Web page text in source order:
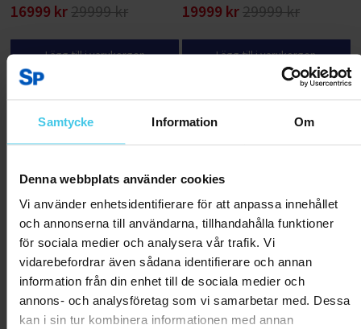
Samtycke Information Om
Denna webbplats använder cookies
Vi använder enhetsidentifierare för att anpassa innehållet
och annonserna till användarna, tillhandahålla funktioner
för sociala medier och analysera vår trafik. Vi
vidarebefordrar även sådana identifierare och annan
information från din enhet till de sociala medier och
annons- och analysföretag som vi samarbetar med. Dessa
kan i sin tur kombinera informationen med annan
16999 kr 29999 kr
Lägg till i varukorgen
19999 kr29999 kr
Lägg till i varukorgen
RABATT 40 %
FitNord Dash G3 Löpband
*SMÖRJFRI*
FitNord Sprint 500 Touch G2
Löpband *SMÖRJFRI*